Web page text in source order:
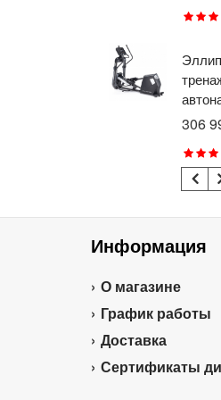
306
Информация
О магазине
График работы
Доставка
Сертификаты